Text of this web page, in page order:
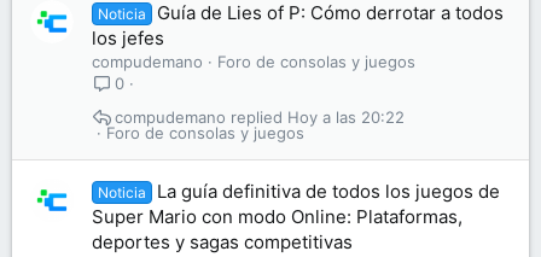
Noticia
Guía de Lies of P: Cómo derrotar a todos
los jefes
compudemano
Foro de consolas y juegos
0
Foro de consolas y juegos
Hoy a las 20:22
compudemano
Noticia
La guía definitiva de todos los juegos de
Super Mario con modo Online: Plataformas,
deportes y sagas competitivas